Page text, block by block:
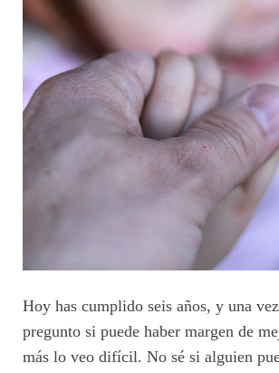
Hoy has cumplido seis años, y una
pregunto si puede haber margen de
más lo veo difícil. No sé si alguien